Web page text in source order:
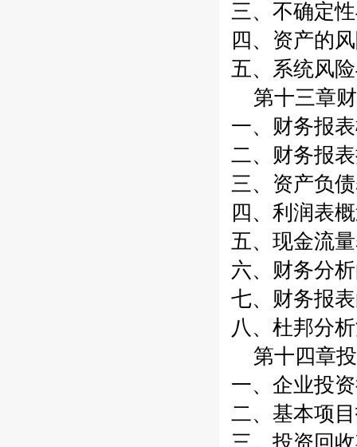
三、不确定
四、资产的
五、系统风
第十三章
一、财务报
二、财务报
三、资产负
四、利润表
五、现金流
六、财务分
七、财务报
八、杜邦分
第十四章
一、企业投
二、基本项
三、投资回